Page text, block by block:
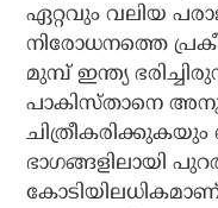
ഏറ്റവും വലിയ
നിരോധനത്തെ
മുമ്പ് ഇന്ത്യ
പാകിസ്താനെ
ഭാഗങ്ങളിലായി